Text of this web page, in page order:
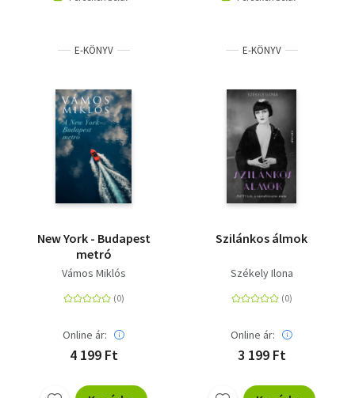
E-KÖNYV
New York - Budapest
metró
Vámos Miklós
Online ár:
4 199 Ft
E-KÖNYV
Szilánkos álmok
Székely Ilona
Online ár:
3 199 Ft